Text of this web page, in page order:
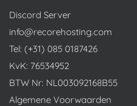
Discord Server
info@recorehosting.com
Tel: (+31) 085 0187426
KvK: 76534952
BTW Nr: NL003092168B55
Algemene Voorwaarden